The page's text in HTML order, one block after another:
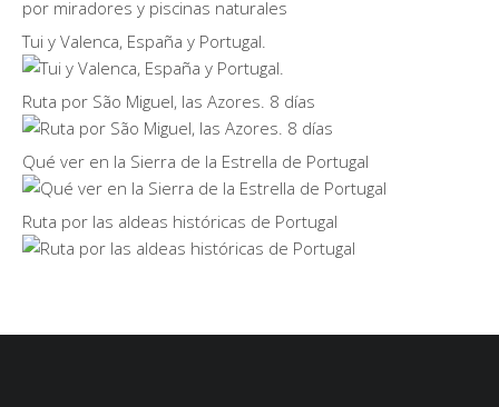
Tui y Valenca, España y Portugal.
Ruta por São Miguel, las Azores. 8 días
Qué ver en la Sierra de la Estrella de Portugal
Ruta por las aldeas históricas de Portugal